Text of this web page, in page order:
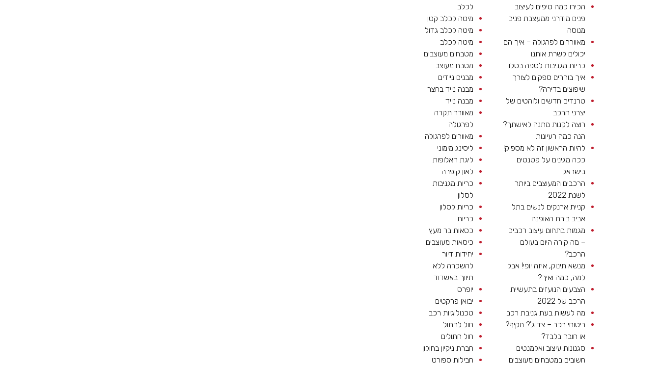
הכירו כמה טיפים לעיצוב
פנים מודרני ממעצבת פנים
מנוסה
מאווררים לפרגולה – איך הם
יכולים לשרת אותנו
כריות מגניבות לספה בסלון
איך בוחרים ספקים לצורך
שיפוצים בדירה?
טרנדים חדשים ולוהטים של
יצרני הרכב
רוצה לקנות מתנה לאישתך?
הנה כמה רעיונות
להיות הראשון זה לא מספיק!
ככה מגינים על פטנטים
בישראל
הרכבים המעוצבים ביותר
לשנת 2022
קניית ארנקים לנשים בתל
אביב בירת האופנה
מגמות בתחום עיצוב רכבים
– מה קורה היום בעולם
הרכב?
מנשא תינוק, איזה יופי! אבל
למה, כמה ואיך?
הצבעים הנועזים בתעשיית
הרכב של 2022
מה לעשות בעת גניבת רכב
ביטוחי רכב – צד ג'? מקיף?
או חובה בלבד?
סגנונות עיצוב ואלמנטים
חשובים במטבחים מעוצבים
לכלב
מיטה לכלב קטן
מיטה לכלב גדול
מיטה לכלב
מטבחים מעוצבים
מטבח מעוצב
מבנים ניידים
מבנה נייד בחצר
מבנה נייד
מאוורר תקרה
לפרגולה
מאוורים לפרגולה
ליסינג מימוני
ליגת האלופות
לאון קופרה
כריות מגניבות
לסלון
כריות לסלון
כריות
כסאות בר מעץ
כיסאות מעוצבים
יחידות דיור
להשכרה ללא
תיווך באשדוד
יופרס
יבואן פרקטים
טכנולוגיות רכב
חול לחתול
חול חתולים
חברת ניקיון בחולון
חבילות ספורט